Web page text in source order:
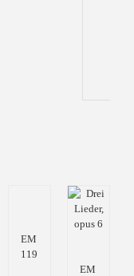
EM
119
EM